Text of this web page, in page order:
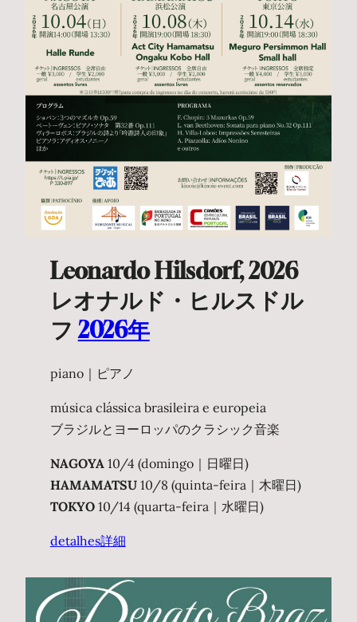
Leonardo Hilsdorf, 2026
レオナルド・ヒルスドル
フ 2026年
piano｜ピアノ
música clássica brasileira e europeia
ブラジルとヨーロッパのクラシック音楽
NAGOYA10/4 (domingo｜日曜日)
HAMAMATSU10/8 (quinta-feira｜木曜日)
TOKYO10/14 (quarta-feira｜水曜日)
detalhes詳細